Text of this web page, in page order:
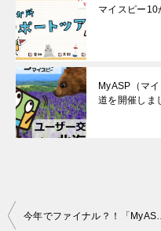
マイスピー
MyASP（マ
道を開催しま
投
今年でファイナル